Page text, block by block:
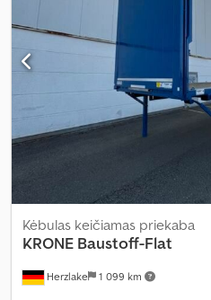
Herzlake 1 099 km
Kėbulas keičiamas priekaba
KRONE Baustoff-Flat